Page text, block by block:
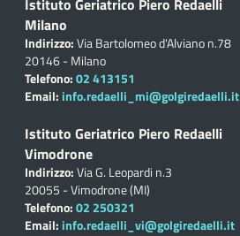
Milano
Indirizzo:Via Bartolomeo d'Alviano n.78
20146 - Milano
Telefono:02 413151
Email: info.redaelli_mi@golgiredaelli.it
Istituto Geriatrico Piero Redaelli
Vimodrone
Indirizzo:Via G. Leopardi n.3
20055 - Vimodrone (MI)
Telefono:02 250321
Email: info.redaelli_vi@golgiredaelli.it